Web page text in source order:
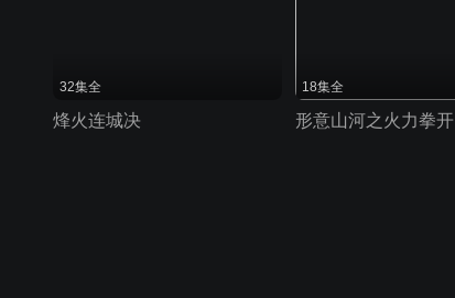
32集全
烽火连城决
18集全
形意山河之火力拳开